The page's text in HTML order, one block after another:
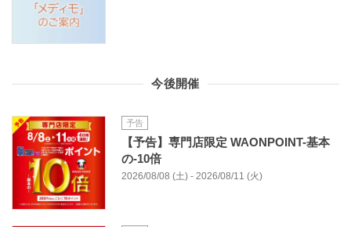
今後開催
予告
【予告】専門店限定 WAONPOINT-基本
の-10倍
2026/08/08 (土) - 2026/08/11 (火)